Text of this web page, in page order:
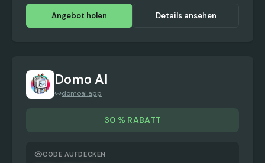
Angebot holen Details ansehen
Domo AI
domoai.app
30 % RABATT
CODE AUFDECKEN